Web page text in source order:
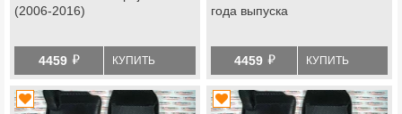
(2006-2016)
4459 й КУПИТЬ
года выпуска
4459 й КУПИТЬ